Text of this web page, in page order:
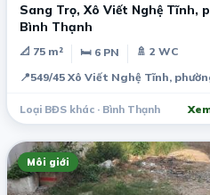
Sang Trọ, Xô Viết Nghệ Tĩnh,
Bình Thạnh
📐 75 m² 🛏 6 PN
🚿 2 WC
📍549/45 Xô Viết Nghệ Tĩnh,
Loại BĐS khác · Bình Thạnh
Môi giới